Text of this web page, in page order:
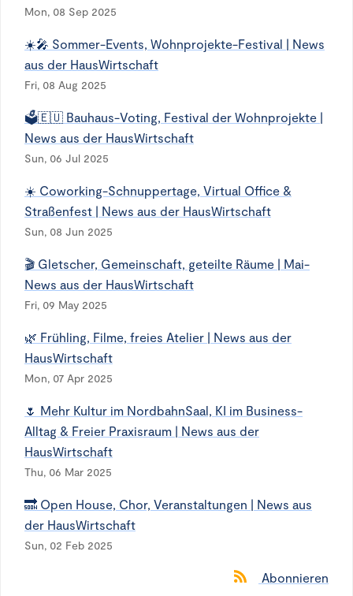
Mon, 08 Sep 2025
☀️🎤 Sommer-Events, Wohnprojekte-Festival | News
aus der HausWirtschaft
Fri, 08 Aug 2025
🗳️🇪🇺 Bauhaus-Voting, Festival der Wohnprojekte |
News aus der HausWirtschaft
Sun, 06 Jul 2025
☀️ Coworking-Schnuppertage, Virtual Office &
Straßenfest | News aus der HausWirtschaft
Sun, 08 Jun 2025
🎬 Gletscher, Gemeinschaft, geteilte Räume | Mai-
News aus der HausWirtschaft
Fri, 09 May 2025
🌿 Frühling, Filme, freies Atelier | News aus der
HausWirtschaft
Mon, 07 Apr 2025
🌷 Mehr Kultur im NordbahnSaal, KI im Business-
Alltag & Freier Praxisraum | News aus der
HausWirtschaft
Thu, 06 Mar 2025
🔜 Open House, Chor, Veranstaltungen | News aus
der HausWirtschaft
Sun, 02 Feb 2025
Abonnieren